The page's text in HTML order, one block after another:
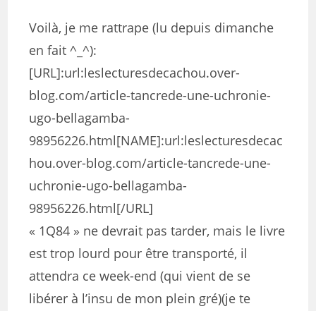
Voilà, je me rattrape (lu depuis dimanche
en fait ^_^):
[URL]:url:leslecturesdecachou.over-
blog.com/article-tancrede-une-uchronie-
ugo-bellagamba-
98956226.html[NAME]:url:leslecturesdecac
hou.over-blog.com/article-tancrede-une-
uchronie-ugo-bellagamba-
98956226.html[/URL]
« 1Q84 » ne devrait pas tarder, mais le livre
est trop lourd pour être transporté, il
attendra ce week-end (qui vient de se
libérer à l’insu de mon plein gré)(je te